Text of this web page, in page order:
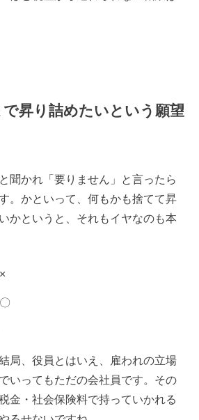
昇り詰めたいという願望
聞かれ「要りません」と言ったら
。かといって、何もかも捨てて昇
かというと、それもイヤなのも本
局、役員とはいえ、雇われの立場
いってもただの会社員です。その
金・社会保険料で持っていかれる